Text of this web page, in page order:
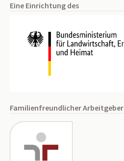
Eine Einrichtung des
Familienfreundlicher Arbeitgeber